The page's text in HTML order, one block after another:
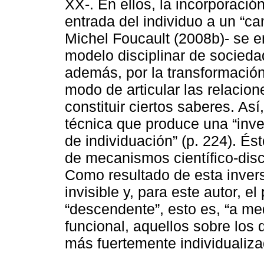
XX-. En ellos, la
entrada del individuo a un
Michel Foucault (2008b)- se
modelo disciplinar de
además, por la
modo de articular las
constituir ciertos saberes.
técnica que produce una
de individuación” (p. 224).
de mecanismos científico-
Como resultado de esta
invisible y, para este autor,
“descendente”, esto es, “a
funcional, aquellos sobre los
más fuertemente